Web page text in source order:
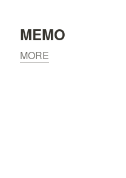
MEMO
MORE